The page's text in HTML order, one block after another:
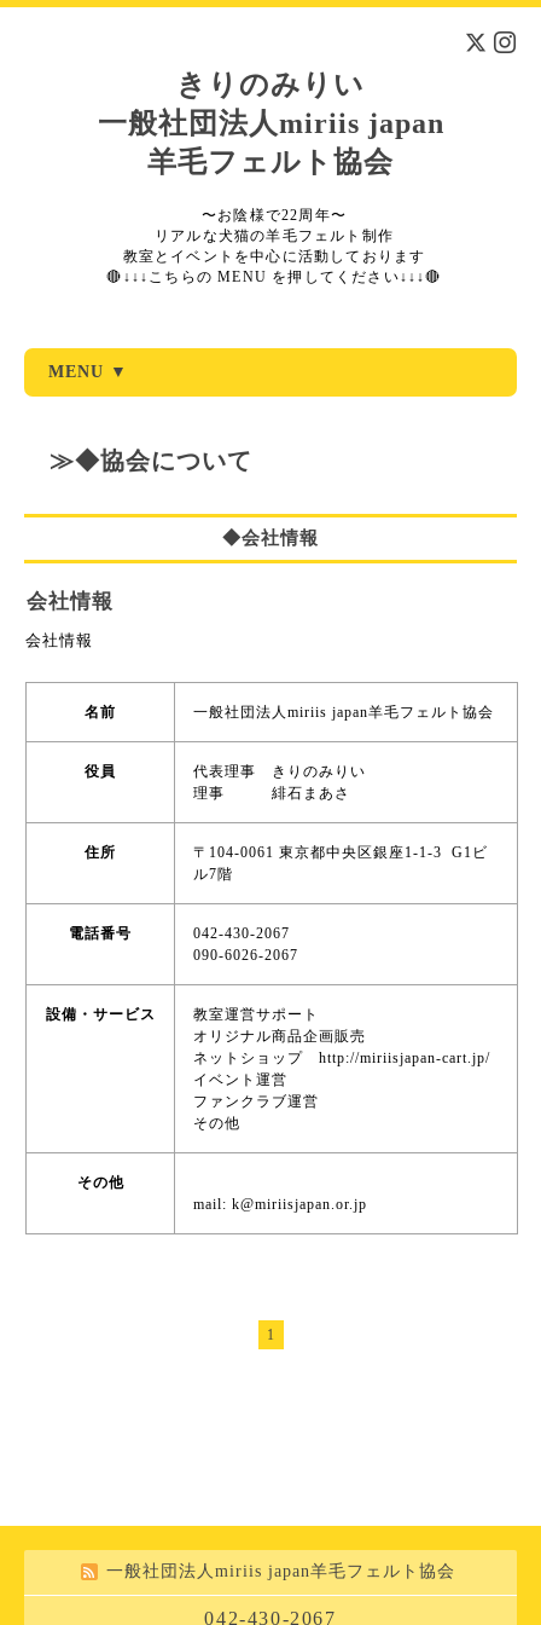
きりのみりい
一般社団法人miriis japan
羊毛フェルト協会
〜お陰様で22周年〜
リアルな犬猫の羊毛フェルト制作
教室とイベントを中心に活動しております
🔴↓↓↓こちらの MENU を押してください↓↓↓🔴
MENU ▼
≫◆協会について
◆会社情報
会社情報
会社情報
名前 一般社団法人miriis japan羊毛フェルト協会
役員
代表理事 きりのみりい
理事 緋石まあさ
住所
〒104-0061 東京都中央区銀座1-1-3 G1ビ
ル7階
電話番号
042-430-2067
090-6026-2067
設備・サービス
教室運営サポート
オリジナル商品企画販売
ネットショップ http://miriisjapan-cart.jp/
イベント運営
ファンクラブ運営
その他
その他
mail: k@miriisjapan.or.jp
1
一般社団法人miriis japan羊毛フェルト協会
042-430-2067